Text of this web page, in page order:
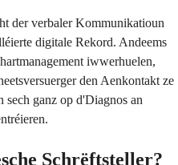
der verbaler Kommunikatioun
digitale Rekord. Andeems
iwwerhuelen,
den Aenkontakt ze
sech ganz op d'Diagnos an
Schrëftsteller?